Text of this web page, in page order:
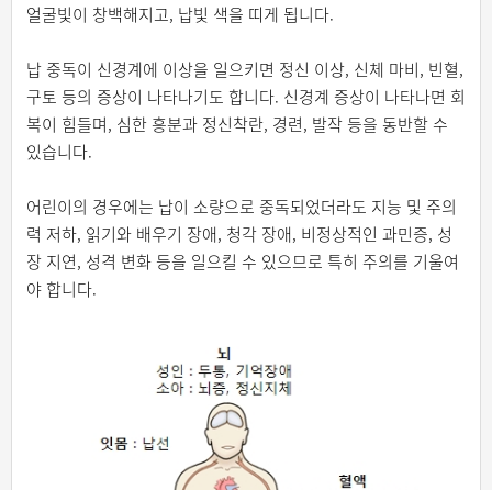
얼굴빛이 창백해지고, 납빛 색을 띠게 됩니다.
납 중독이 신경계에 이상을 일으키면 정신 이상, 신체 마비, 빈혈,
구토 등의 증상이 나타나기도 합니다. 신경계 증상이 나타나면 회
복이 힘들며, 심한 흥분과 정신착란, 경련, 발작 등을 동반할 수
있습니다.
어린이의 경우에는 납이 소량으로 중독되었더라도 지능 및 주의
력 저하, 읽기와 배우기 장애, 청각 장애, 비정상적인 과민증, 성
장 지연, 성격 변화 등을 일으킬 수 있으므로 특히 주의를 기울여
야 합니다.